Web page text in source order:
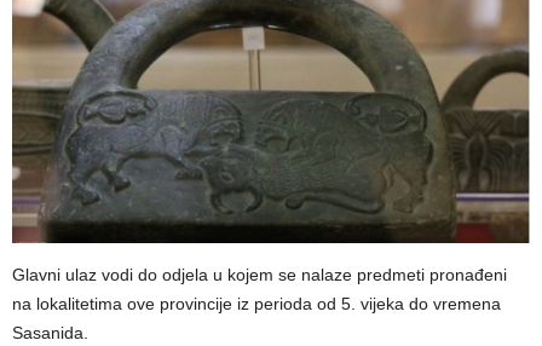
Glavni ulaz vodi do odjela u kojem se nalaze predmeti pronađeni
na lokalitetima ove provincije iz perioda od 5. vijeka do vremena
Sasanida.